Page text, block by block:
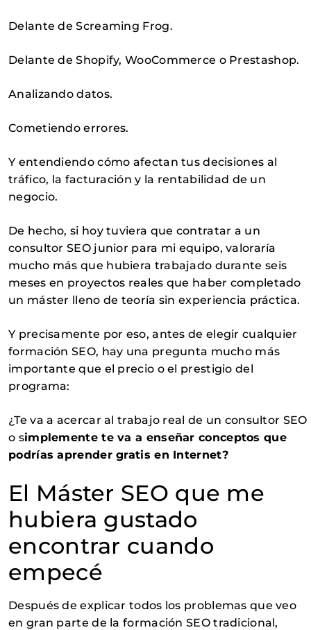
Delante de Screaming Frog.
Delante de Shopify, WooCommerce o Prestashop.
Analizando datos.
Cometiendo errores.
Y entendiendo cómo afectan tus decisiones al
tráfico, la facturación y la rentabilidad de un
negocio.
De hecho, si hoy tuviera que contratar a un
consultor SEO junior para mi equipo, valoraría
mucho más que hubiera trabajado durante seis
meses en proyectos reales que haber completado
un máster lleno de teoría sin experiencia práctica.
Y precisamente por eso, antes de elegir cualquier
formación SEO, hay una pregunta mucho más
importante que el precio o el prestigio del
programa:
¿Te va a acercar al trabajo real de un consultor SEO
o simplemente te va a enseñar conceptos que
podrías aprender gratis en Internet?
El Máster SEO que me
hubiera gustado
encontrar cuando
empecé
Después de explicar todos los problemas que veo
en gran parte de la formación SEO tradicional,